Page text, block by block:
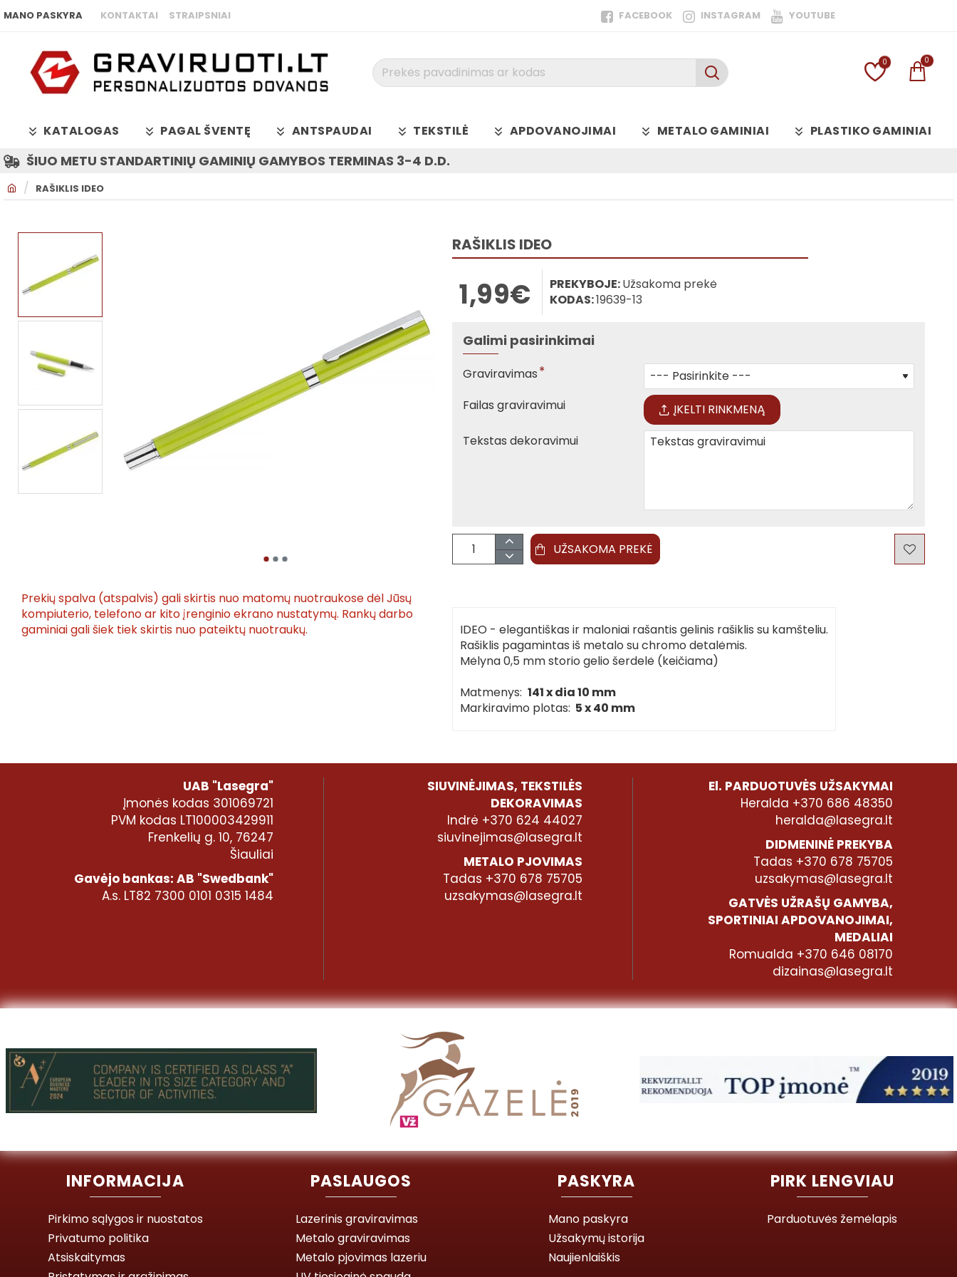
MANO PASKYRA KONTAKTAI STRAIPSNIAI FACEBOOK INSTAGRAM YOUTUBE
Prekės
kodas
0 0
KATALOGAS PAGAL ŠVENTĘ ANTSPAUDAI TEKSTILĖ APDOVANOJIMAI METALO GAMINIAI PLASTIKO GAMINIAI
O
RAŠIKLIS IDEO
ŠIUO METU STANDARTINIŲ GAMINIŲ GAMYBOS TERMINAS 3-4 D.D.
Prekių spalva (atspalvis) gali skirtis nuo matomų nuotraukose dėl Jūsų
kompiuterio, telefono ar kito įrenginio ekrano nustatymų. Rankų darbo
gaminiai gali šiek tiek skirtis nuo pateiktų nuotraukų.
RAŠIKLIS IDEO
1,99€ PREKYBOJE:Užsakoma prekė
KODAS:19639-13
Galimi pasirinkimai
Graviravimas
Failas graviravimui
ĮKELTI RINKMENĄ
Tekstas dekoravimui
UŽSAKOMA PREKĖ
IDEO - elegantiškas ir maloniai rašantis gelinis rašiklis su kamšteliu.
Rašiklis pagamintas iš metalo su chromo detalėmis.
Mėlyna 0,5 mm storio gelio šerdelė (keičiama)
Matmenys:141 x dia 10 mm
Markiravimo plotas: 5 x 40 mm
UAB "Lasegra"
Įmonės kodas 301069721
PVM kodas LT100003429911
Frenkelių g. 10, 76247
Šiauliai
Gavėjo bankas: AB "Swedbank"
A.s. LT82 7300 0101 0315 1484
SIUVINĖJIMAS, TEKSTILĖS
DEKORAVIMAS
Indrė +370 624 44027
siuvinejimas@lasegra.lt
METALO PJOVIMAS
Tadas +370 678 75705
uzsakymas@lasegra.lt
El. PARDUOTUVĖS UŽSAKYMAI
Heralda +370 686 48350
heralda@lasegra.lt
DIDMENINĖ PREKYBA
Tadas +370 678 75705
uzsakymas@lasegra.lt
GATVĖS UŽRAŠŲ GAMYBA,
SPORTINIAI APDOVANOJIMAI,
MEDALIAI
Romualda +370 646 08170
dizainas@lasegra.lt
INFORMACIJA
Pirkimo sąlygos ir nuostatos
Privatumo politika
Atsiskaitymas
PASLAUGOS
Lazerinis graviravimas
Metalo graviravimas
Metalo pjovimas lazeriu
PASKYRA
Mano paskyra
Užsakymų istorija
Naujienlaiškis
PIRK LENGVIAU
Parduotuvės žemėlapis